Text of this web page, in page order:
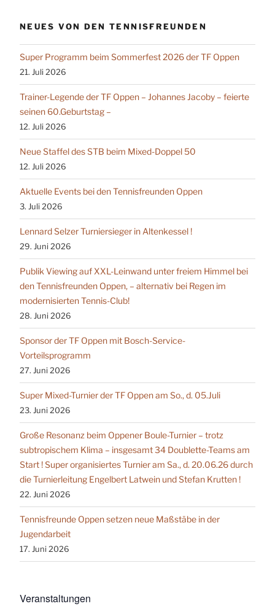
NEUES VON DEN TENNISFREUNDEN
Super Programm beim Sommerfest 2026 der TF Oppen
21. Juli 2026
Trainer-Legende der TF Oppen – Johannes Jacoby – feierte
seinen 60.Geburtstag –
12. Juli 2026
Neue Staffel des STB beim Mixed-Doppel 50
12. Juli 2026
Aktuelle Events bei den Tennisfreunden Oppen
3. Juli 2026
Lennard Selzer Turniersieger in Altenkessel !
29. Juni 2026
Publik Viewing auf XXL-Leinwand unter freiem Himmel bei
den Tennisfreunden Oppen, – alternativ bei Regen im
modernisierten Tennis-Club!
28. Juni 2026
Sponsor der TF Oppen mit Bosch-Service-
Vorteilsprogramm
27. Juni 2026
Super Mixed-Turnier der TF Oppen am So., d. 05.Juli
23. Juni 2026
Große Resonanz beim Oppener Boule-Turnier – trotz
subtropischem Klima – insgesamt 34 Doublette-Teams am
Start ! Super organisiertes Turnier am Sa., d. 20.06.26 durch
die Turnierleitung Engelbert Latwein und Stefan Krutten !
22. Juni 2026
Tennisfreunde Oppen setzen neue Maßstäbe in der
Jugendarbeit
17. Juni 2026
Veranstaltungen